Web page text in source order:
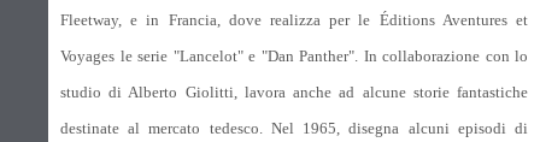
Fleetway, e in Francia, dove realizza per le Éditions Aventures et
Voyages le serie "Lancelot" e "Dan Panther". In collaborazione con lo
studio di Alberto Giolitti, lavora anche ad alcune storie fantastiche
destinate al mercato tedesco. Nel 1965, disegna alcuni episodi di